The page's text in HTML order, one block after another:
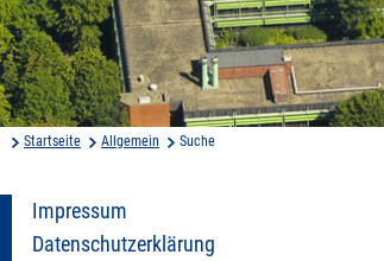
Startseite Allgemein Suche
Impressum
Datenschutzerklärung